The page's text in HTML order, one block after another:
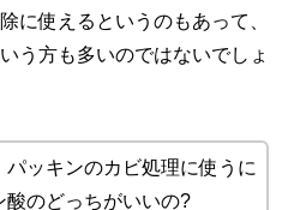
に使えるというのもあって、
う方も多いのではないでしょ
パッキンのカビ処理に使うに
酸のどっちがいいの?